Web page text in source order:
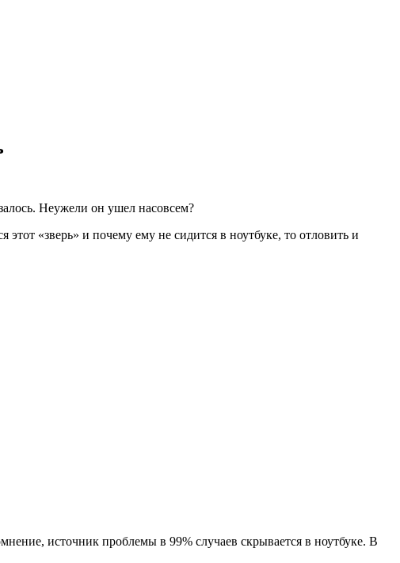
Неужели он ушел насовсем?
«зверь» и почему ему не сидится в ноутбуке, то отловить и
источник проблемы в 99% случаев скрывается в ноутбуке. В